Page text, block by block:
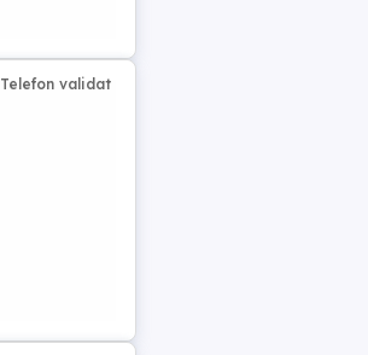
Telefon validat